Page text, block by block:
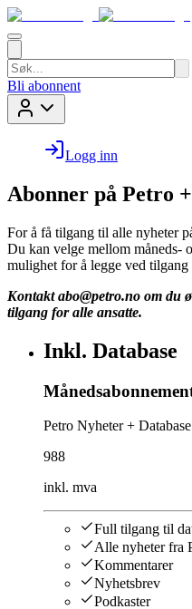
Bli abonnent
Logg inn
Abonner på Petro
For å få tilgang til alle nyheter
Du kan velge mellom måneds-
mulighet for å legge ved tilgang
Kontakt abo@petro.no om du
tilgang for alle ansatte.
Inkl. Database
Petro Nyheter + Database
988
inkl. mva
Full tilgang til
Alle nyheter fra
Kommentarer
Nyhetsbrev
Podkaster